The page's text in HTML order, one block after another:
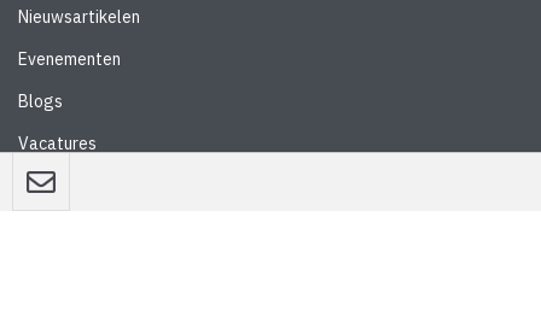
Nieuwsartikelen
Evenementen
Blogs
Vacatures
Nieuwsbrief